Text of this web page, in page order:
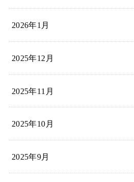
2026年1月
2025年12月
2025年11月
2025年10月
2025年9月